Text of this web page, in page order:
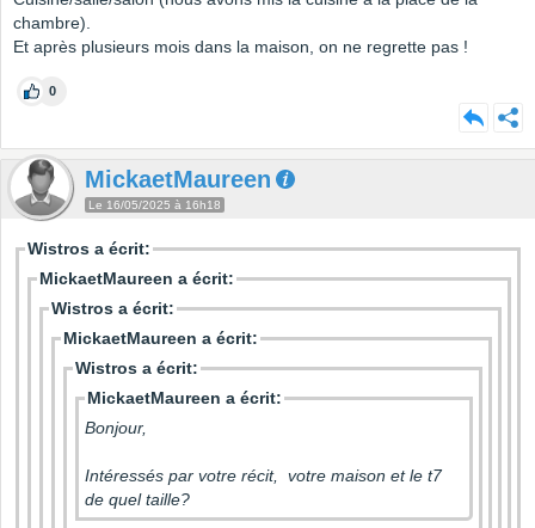
chambre).
Et après plusieurs mois dans la maison, on ne regrette pas !
0
MickaetMaureen
Le 16/05/2025 à 16h18
Wistros a écrit:
MickaetMaureen a écrit:
Wistros a écrit:
MickaetMaureen a écrit:
Wistros a écrit:
MickaetMaureen a écrit:
Bonjour,
Intéressés par votre récit, votre maison et le t7
de quel taille?